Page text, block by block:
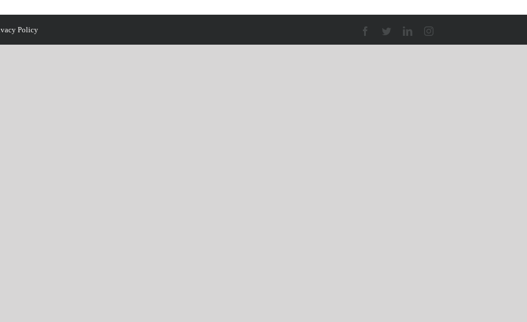
Policy FacebookTwitterLinkedInInstagram